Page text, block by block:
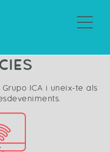
ICA i uneix-te als